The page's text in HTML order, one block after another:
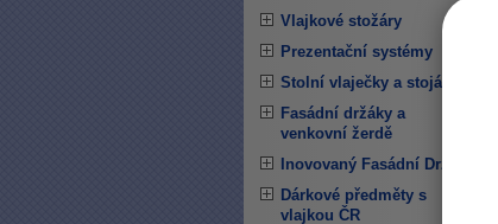
Vlajkové stožáry
Prezentační systémy
Stolní vlaječky a stojánky
Fasádní držáky a
venkovní žerdě
Inovovaný Fasádní Držák
Dárkové předměty s
vlajkou ČR